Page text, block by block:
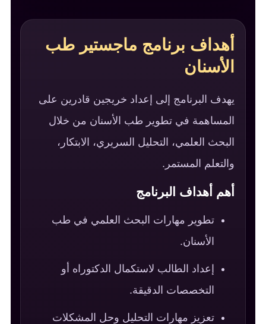
أهداف برنامج ماجستير طب
الأسنان
يهدف البرنامج إلى إعداد خريجين قادرين على
المساهمة في تطوير طب الأسنان من خلال
البحث العلمي، التحليل السريري، الابتكار،
والتعلم المستمر.
أهم أهداف البرنامج
تطوير مهارات البحث العلمي في طب
الأسنان.
إعداد الطالب لاستكمال الدكتوراه أو
التخصصات الدقيقة.
تعزيز مهارات التحليل وحل المشكلات